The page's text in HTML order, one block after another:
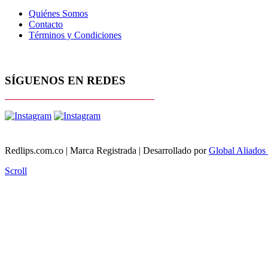
Quiénes Somos
Contacto
Términos y Condiciones
SÍGUENOS EN REDES
Redlips.com.co | Marca Registrada | Desarrollado porGlobal Aliados
Scroll